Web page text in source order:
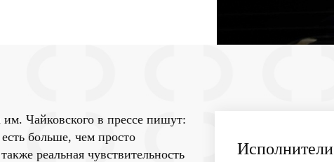
Чайковского в прессе пишут:
больше, чем просто
реальная чувствительность
Исполнители